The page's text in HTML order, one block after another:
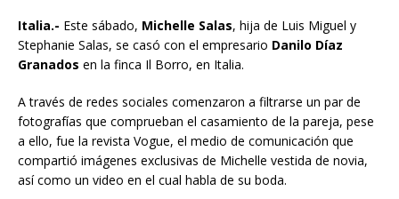
Italia.- Este sábado, Michelle Salas, hija de Luis Miguel y
Stephanie Salas, se casó con el empresario Danilo Díaz
Granados en la finca Il Borro, en Italia.
A través de redes sociales comenzaron a filtrarse un par de
fotografías que comprueban el casamiento de la pareja, pese
a ello, fue la revista Vogue, el medio de comunicación que
compartió imágenes exclusivas de Michelle vestida de novia,
así como un video en el cual habla de su boda.